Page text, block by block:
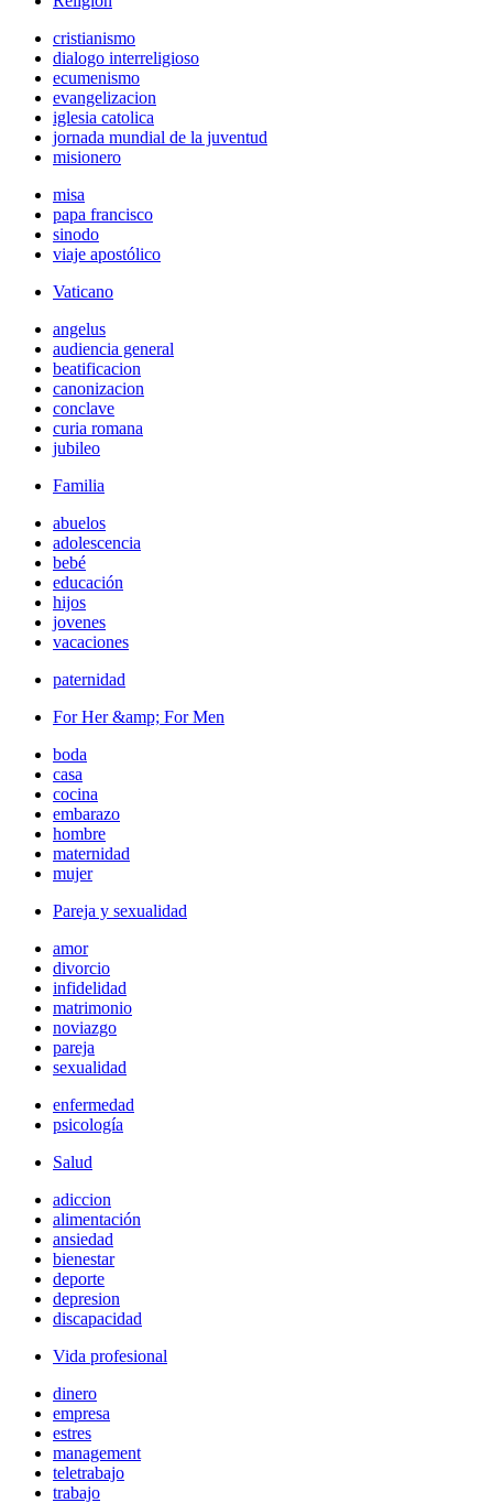
cristianismo
dialogo interreligioso
ecumenismo
evangelizacion
iglesia catolica
jornada mundial de la juventud
misionero
misa
papa francisco
sinodo
viaje apostólico
Vaticano
angelus
audiencia general
beatificacion
canonizacion
conclave
curia romana
jubileo
Familia
abuelos
adolescencia
bebé
educación
hijos
jovenes
vacaciones
paternidad
For Her &amp; For Men
boda
casa
cocina
embarazo
hombre
maternidad
mujer
Pareja y sexualidad
amor
divorcio
infidelidad
matrimonio
noviazgo
pareja
sexualidad
enfermedad
psicología
Salud
adiccion
alimentación
ansiedad
bienestar
deporte
depresion
discapacidad
Vida profesional
dinero
empresa
estres
management
teletrabajo
trabajo